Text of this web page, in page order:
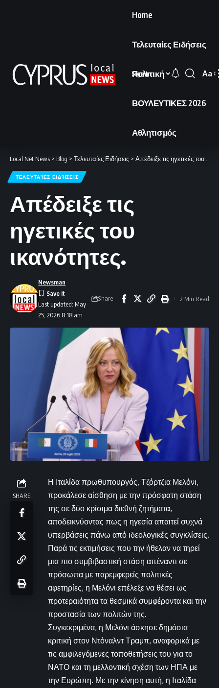
Home
Τελευταίες Ειδήσεις
Πολιτική
ΒΟΥΛΕΥΤΙΚΕΣ 2026
Αθλητισμός
Sign In
Font
Aa
Local Net News > Blog > Τελευταίες Ειδήσεις > Απέδειξε τις ηγετικές του ικανότητες.
ΤΕΛΕΥΤΑΊΕΣ ΕΙΔΉΣΕΙΣ
Απέδειξε τις
ηγετικές του
ικανότητες.
Last updated: May
25, 2026 8:18 am
Newsman
Share 2 Min Read
SHARE
Η Ιταλίδα πρωθυπουργός, Τζόρτζια Μελόνι,
προκάλεσε αίσθηση με την πρόσφατη στάση
της σε δύο κρίσιμα διεθνή ζητήματα,
αποδεικνύοντας πως η ηγεσία απαιτεί συχνά
υπερβάσεις πάνω από ιδεολογικές συγκλίσεις.
Παρά τις εκτιμήσεις που την ήθελαν να τηρεί
μια πιο συμβιβαστική στάση απέναντι σε
πρόσωπα με παρεμφερείς πολιτικές
αφετηρίες, η Μελόνι επέλεξε να θέσει ως
προτεραιότητα τα θεσμικά συμφέροντα και την
προστασία των πολιτών της.
Συγκεκριμένα, η Μελόνι άσκησε δημόσια
κριτική στον Ντόναλντ Τραμπ, αναφορικά με
τις αμφιλεγόμενες τοποθετήσεις του για το
ΝΑΤΟ και τη μελλοντική σχέση των ΗΠΑ με
την Ευρώπη. Με την κίνηση αυτή, η Ιταλίδα